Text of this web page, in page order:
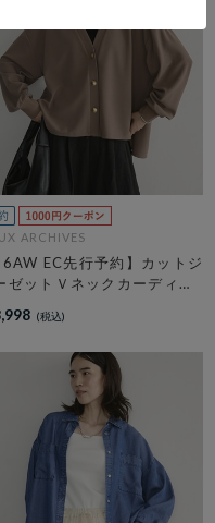
ARCHIVES
EC先行予約】カットジ
ゼットＶネックカーディガ